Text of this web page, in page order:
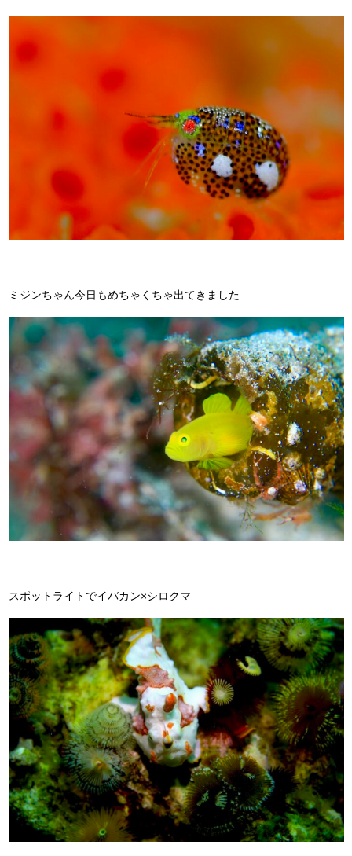
ミジンちゃん今日もめちゃくちゃ出てきました
スポットライトでイバカン×シロクマ